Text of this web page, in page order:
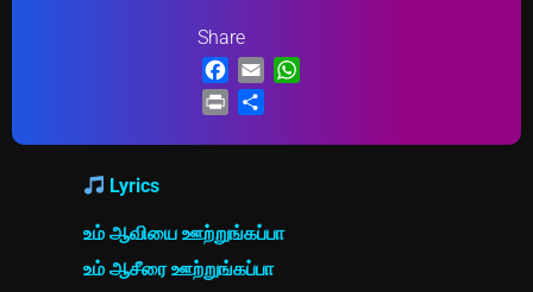
Share
Facebook
Email
Print
Lyrics
உம் ஆவியை ஊற்றுங்கப்பா
உம் ஆசீரை ஊற்றுங்கப்பா